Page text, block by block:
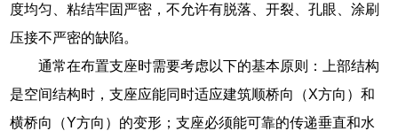
度均匀、粘结牢固严密，不允许有脱落、开裂、孔眼、涂刷
压接不严密的缺陷。
通常在布置支座时需要考虑以下的基本原则：上部结构
是空间结构时，支座应能同时适应建筑顺桥向（X方向）和
横桥向（Y方向）的变形；支座必须能可靠的传递垂直和水